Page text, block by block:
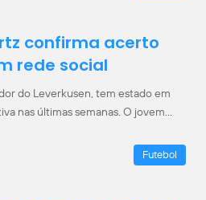
confirma acerto
rede social
do Leverkusen, tem estado em
nas últimas semanas. O jovem…
Futebol